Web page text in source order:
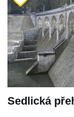
Sedlická